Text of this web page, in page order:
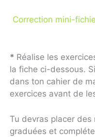
Correction mini-
* Réalise les
la fiche ci-dessous.
dans ton cahier de
exercices avant de
Tu devras placer
graduées et